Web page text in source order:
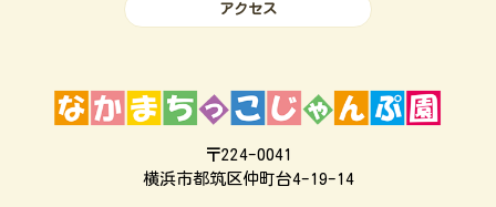
アクセス
〒224-0041
横浜市都筑区仲町台4-19-14